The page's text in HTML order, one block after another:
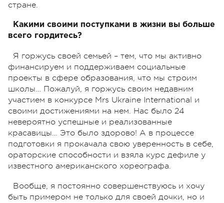
стране.
Какими своими поступками в жизни вы больше
всего гордитесь?
Я горжусь своей семьей – тем, что мы активно
финансируем и поддерживаем социальные
проекты в сфере образования, что мы строим
школы… Пожалуй, я горжусь своим недавним
участием в конкурсе Mrs Ukraine International и
своими достижениями на нем. Нас было 24
невероятно успешные и реализованные
красавицы… Это было здорово! А в процессе
подготовки я прокачала свою уверенность в себе,
ораторские способности и взяла курс дефиле у
известного американского хореографа.
Вообще, я постоянно совершенствуюсь и хочу
быть примером не только для своей дочки, но и